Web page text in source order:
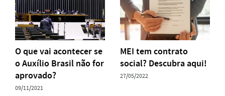
O que vai acontecer se
o Auxílio Brasil não for
aprovado?
09/11/2021
MEI tem contrato
social? Descubra aqui!
27/05/2022